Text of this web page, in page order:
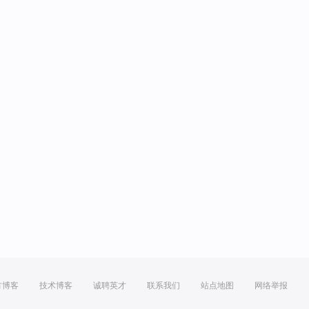
博客 技术博客 诚聘英才 联系我们 站点地图 网络举报